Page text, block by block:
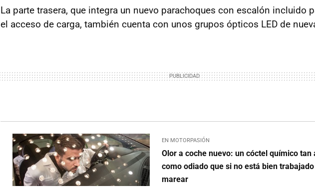
La parte trasera, que integra un nuevo parachoques con escalón incluido
el acceso de carga, también cuenta con unos grupos ópticos LED de
EN MOTORPASIÓN
Olor a coche nuevo: un cóctel químico tan
como odiado que si no está bien
marear